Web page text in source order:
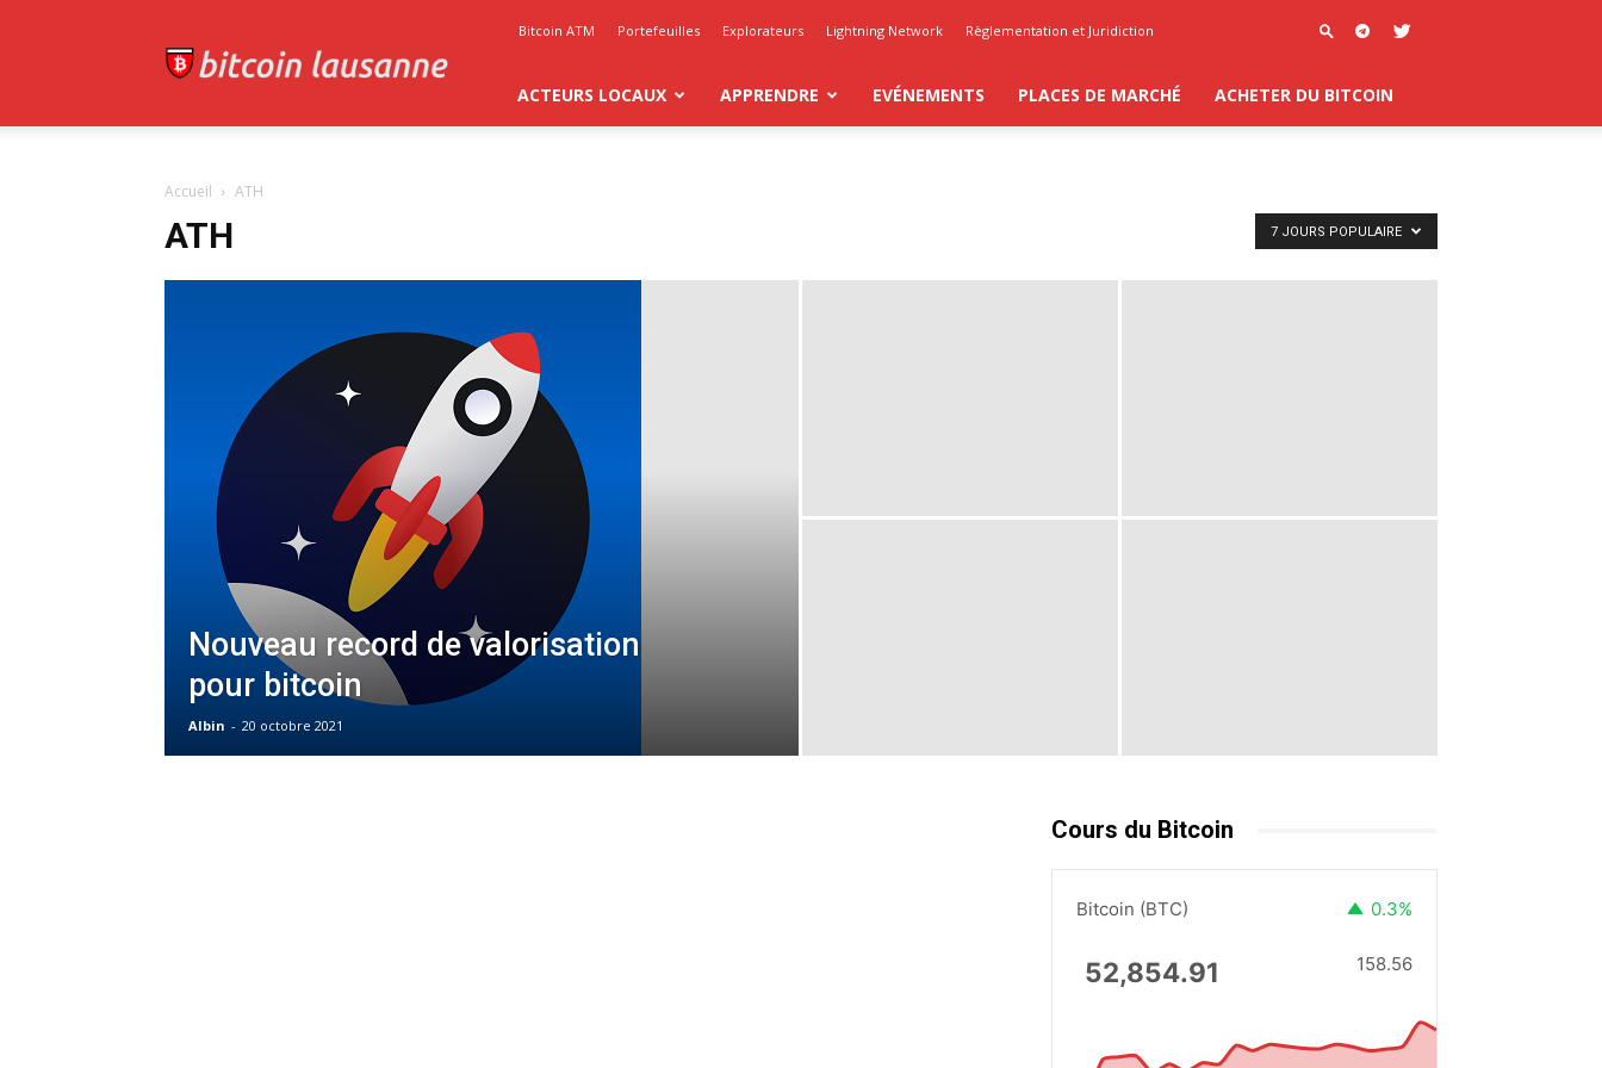
Lausanne
Bitcoin ATM Portefeuilles Explorateurs Lightning Network Règlementation et Juridiction
ACTEURS LOCAUX APPRENDRE EVÉNEMENTS PLACES DE MARCHÉ ACHETER DU BITCOIN
Accueil ATH
ATH 7 JOURS POPULAIRE
Nouveau record de valorisation
pour bitcoin
Albin - 20 octobre 2021
Cours du Bitcoin
Bitcoin (BTC) 0.3%
52,854.91 158.56